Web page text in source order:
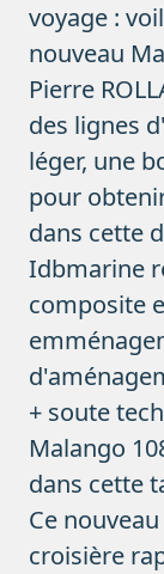
voyage :
nouveau
Pierre
des lignes
léger, une
pour
dans cette
Idbmarine
composite
+ soute
Malango
dans cette
Ce
croisière